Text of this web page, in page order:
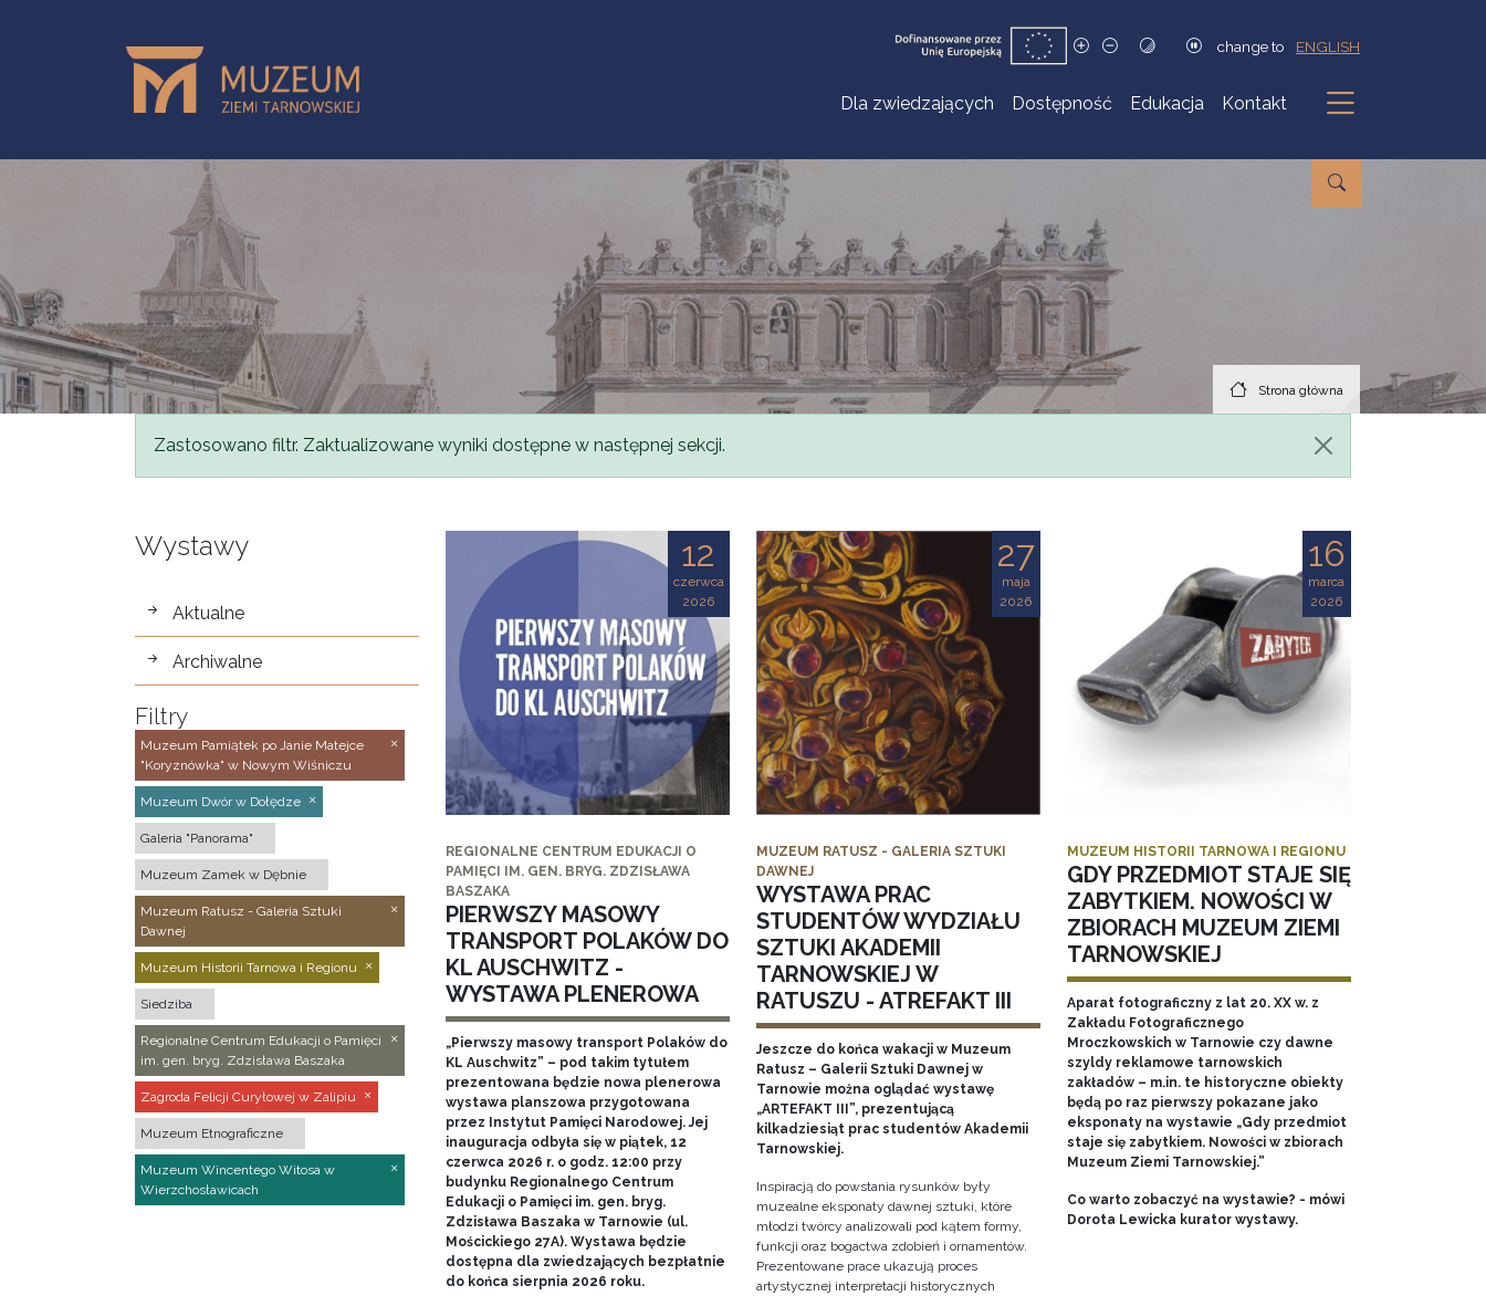
change to ENGLISH
Dla zwiedzających Dostępność Edukacja Kontakt
Podmenu
Strona główna
Komunikat
Zastosowano filtr. Zaktualizowane wyniki dostępne w następnej sekcji.
Wystawy
wystawy
Aktualne
Archiwalne
Filtry
Muzeum Pamiątek po Janie Matejce
"Koryznówka" w Nowym Wiśniczu
Muzeum Dwór w Dołędze
Galeria "Panorama"
Muzeum Zamek w Dębnie
Muzeum Ratusz - Galeria Sztuki
Dawnej
Muzeum Historii Tarnowa i Regionu
Siedziba
Regionalne Centrum Edukacji o Pamięci
im. gen. bryg. Zdzisława Baszaka
Zagroda Felicji Curyłowej w Zalipiu
Muzeum Etnograficzne
Muzeum Wincentego Witosa w
Wierzchosławicach
12
czerwca
2026
REGIONALNE CENTRUM EDUKACJI O
PAMIĘCI IM. GEN. BRYG. ZDZISŁAWA
BASZAKA
PIERWSZY MASOWY
TRANSPORT POLAKÓW DO
KL AUSCHWITZ -
WYSTAWA PLENEROWA
„Pierwszy masowy transport Polaków do
KL Auschwitz” – pod takim tytułem
prezentowana będzie nowa plenerowa
wystawa planszowa przygotowana
przez Instytut Pamięci Narodowej. Jej
inauguracja odbyła się w piątek, 12
czerwca 2026 r. o godz. 12:00 przy
budynku Regionalnego Centrum
Edukacji o Pamięci im. gen. bryg.
Zdzisława Baszaka w Tarnowie (ul.
Mościckiego 27A). Wystawa będzie
dostępna dla zwiedzających bezpłatnie
do końca sierpnia 2026 roku.
27
maja
2026
MUZEUM RATUSZ - GALERIA SZTUKI
DAWNEJ
WYSTAWA PRAC
STUDENTÓW WYDZIAŁU
SZTUKI AKADEMII
TARNOWSKIEJ W
RATUSZU - ATREFAKT III
Jeszcze do końca wakacji w Muzeum
Ratusz – Galerii Sztuki Dawnej w
Tarnowie można oglądać wystawę
„ARTEFAKT III”, prezentującą
kilkadziesiąt prac studentów Akademii
Tarnowskiej.
Inspiracją do powstania rysunków były
muzealne eksponaty dawnej sztuki, które
młodzi twórcy analizowali pod kątem formy,
funkcji oraz bogactwa zdobień i ornamentów.
Prezentowane prace ukazują proces
artystycznej interpretacji historycznych
16
marca
2026
MUZEUM HISTORII TARNOWA I REGIONU
GDY PRZEDMIOT STAJE SIĘ
ZABYTKIEM. NOWOŚCI W
ZBIORACH MUZEUM ZIEMI
TARNOWSKIEJ
Aparat fotograficzny z lat 20. XX w. z
Zakładu Fotograficznego
Mroczkowskich w Tarnowie czy dawne
szyldy reklamowe tarnowskich
zakładów – m.in. te historyczne obiekty
będą po raz pierwszy pokazane jako
eksponaty na wystawie „Gdy przedmiot
staje się zabytkiem. Nowości w zbiorach
Muzeum Ziemi Tarnowskiej.”
Co warto zobaczyć na wystawie? - mówi
Dorota Lewicka kurator wystawy.